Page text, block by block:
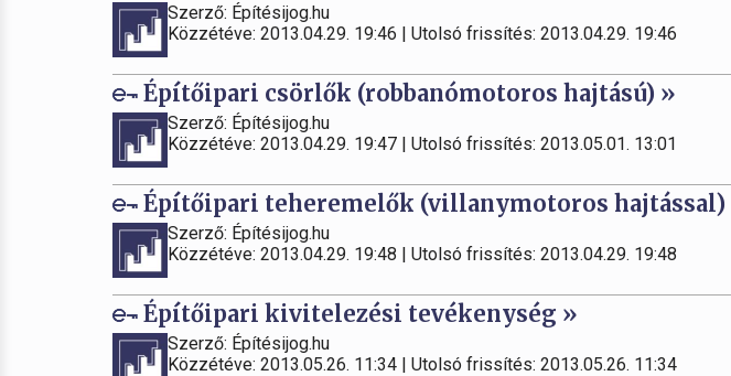
Szerző: Építésijog.hu
Közzétéve: 2013.04.29. 19:46 | Utolsó frissítés: 2013.04.29. 19:46
Építőipari csörlők (robbanómotoros hajtású) »
Szerző: Építésijog.hu
Közzétéve: 2013.04.29. 19:47 | Utolsó frissítés: 2013.05.01. 13:01
Építőipari teheremelők (villanymotoros hajtással)
Szerző: Építésijog.hu
Közzétéve: 2013.04.29. 19:48 | Utolsó frissítés: 2013.04.29. 19:48
Építőipari kivitelezési tevékenység »
Szerző: Építésijog.hu
Közzétéve: 2013.05.26. 11:34 | Utolsó frissítés: 2013.05.26. 11:34